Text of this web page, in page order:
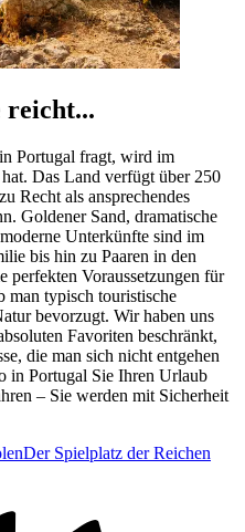
reicht...
Portugal fragt, wird im
Das Land verfügt über 250
Recht als ansprechendes
Goldener Sand, dramatische
Unterkünfte sind im
bis hin zu Paaren in den
perfekten Voraussetzungen für
man typisch touristische
bevorzugt. Wir haben uns
Favoriten beschränkt,
die man sich nicht entgehen
in Portugal Sie Ihren Urlaub
– Sie werden mit Sicherheit
Der Spielplatz der Reichen